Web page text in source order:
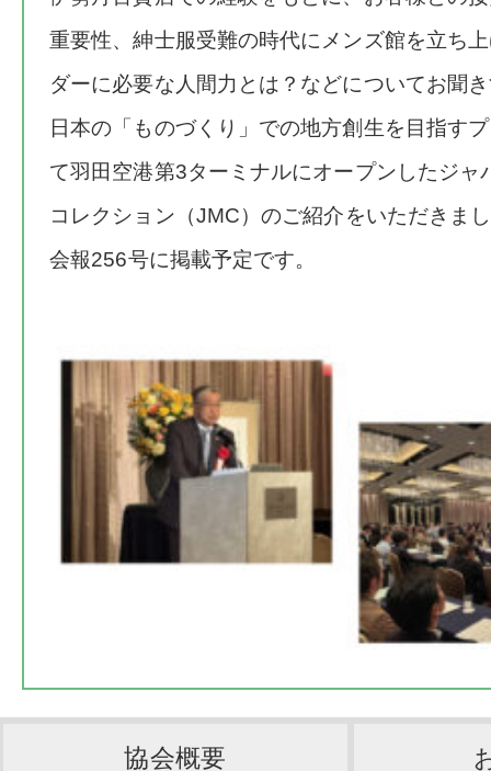
重要性、紳士服受難の時代にメンズ館を立ち
ダーに必要な人間力とは？などについてお聞
日本の「ものづくり」での地方創生を目指す
て羽田空港第3ターミナルにオープンしたジャ
コレクション（JMC）のご紹介をいただきま
会報256号に掲載予定です。
協会概要